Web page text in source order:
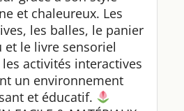
et chaleureux. Les
les balles, le panier
et le livre sensoriel
activités interactives
un environnement
et éducatif.